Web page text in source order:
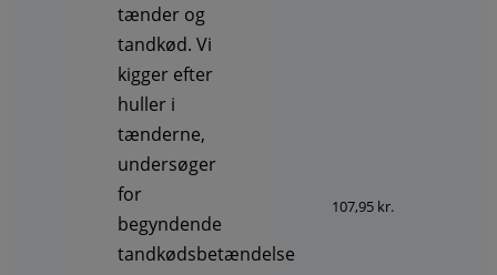
tænder og
tandkød. Vi
kigger efter
huller i
tænderne,
undersøger
for
begyndende
tandkødsbetændelse
107,95 kr.